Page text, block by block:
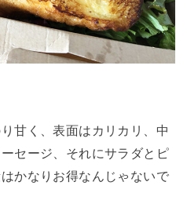
甘く、表面はカリカリ、中
セージ、それにサラダとピ
かなりお得なんじゃないで